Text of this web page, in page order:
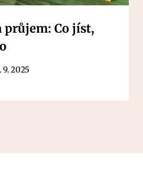
průjem: Co jíst,
9. 2025